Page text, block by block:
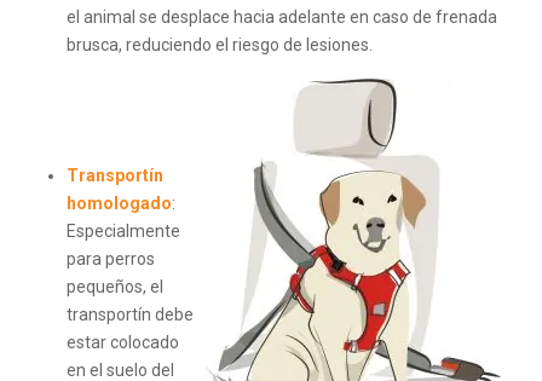
el animal se desplace hacia adelante en caso de frenada
brusca, reduciendo el riesgo de lesiones.
Transportín
homologado:
Especialmente
para perros
pequeños, el
transportín debe
estar colocado
en el suelo del